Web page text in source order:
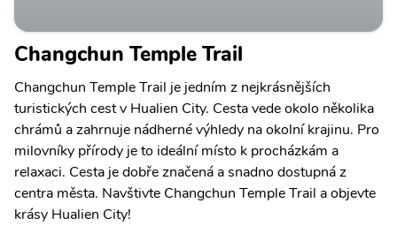
Changchun Temple Trail
Changchun Temple Trail je jedním z nejkrásnějších
turistických cest v Hualien City. Cesta vede okolo několika
chrámů a zahrnuje nádherné výhledy na okolní krajinu. Pro
milovníky přírody je to ideální místo k procházkám a
relaxaci. Cesta je dobře značená a snadno dostupná z
centra města. Navštivte Changchun Temple Trail a objevte
krásy Hualien City!